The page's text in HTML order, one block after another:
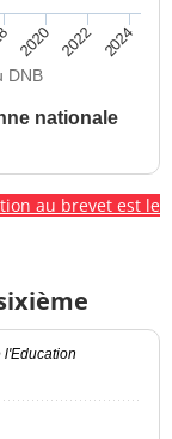
DNB
nationale
2020 2022 2024
au brevet est le
l'Education